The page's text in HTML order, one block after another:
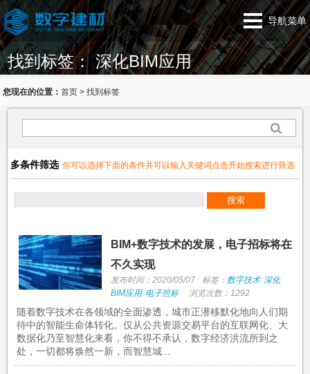
导航菜单
找到标签： 深化BIM应用
您现在的位置：首页 >找到标签
多条件筛选 你可以选择下面的条件并可以输入关键词点击开始搜索进行筛选
BIM+数字技术的发展，电子招标将在
不久实现
发布时间：2020/05/07 标签： 数字技术 深化
BIM应用 电子照标 浏览次数：1292
随着数字技术在各领域的全面渗透，城市正潜移默化地向人们期
待中的智能生命体转化。仅从公共资源交易平台的互联网化、大
数据化乃至智慧化来看，你不得不承认，数字经济洪流所到之
处，一切都将焕然一新，而智慧城...